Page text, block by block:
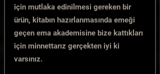
için mutlaka edinilmesi gereken bir
ürün, kitabın hazırlanmasında emeği
geçen ema akademisine bize kattıkları
için minnettarız gerçekten iyi ki
varsınız.